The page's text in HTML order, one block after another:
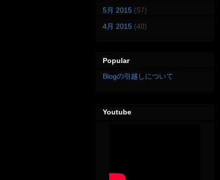
5月 2015 (57)
4月 2015 (40)
Popular
Blogの引越しについて
Youtube